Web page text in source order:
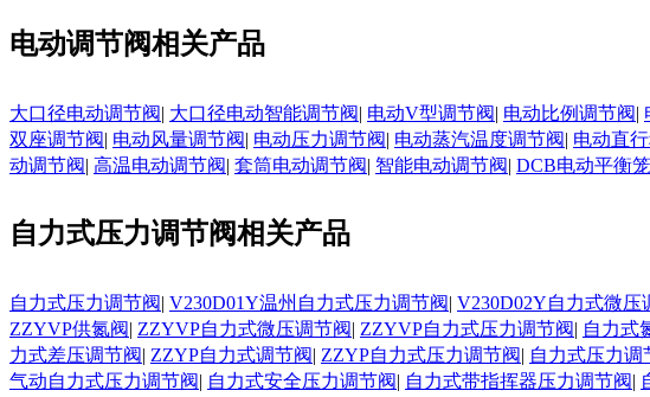
电动调节阀相关产品
大口径电动调节阀| 大口径电动智能调节阀| 电动V型调节阀| 电动比例调节阀|
双座调节阀| 电动风量调节阀| 电动压力调节阀| 电动蒸汽温度调节阀| 电动直
动调节阀| 高温电动调节阀| 套筒电动调节阀| 智能电动调节阀| DCB电动平衡
自力式压力调节阀相关产品
自力式压力调节阀| V230D01Y温州自力式压力调节阀| V230D02Y自力式微压
ZZYVP供氮阀| ZZYVP自力式微压调节阀| ZZYVP自力式压力调节阀| 自力式
力式差压调节阀| ZZYP自力式调节阀| ZZYP自力式压力调节阀| 自力式压力调
气动自力式压力调节阀| 自力式安全压力调节阀| 自力式带指挥器压力调节阀|